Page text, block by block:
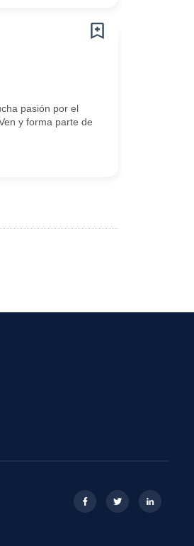
pasión por el
y forma parte de